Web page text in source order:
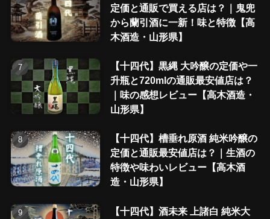
定価と通販で買える店は？｜鬼兜
から蘭引酒に一新！味と特徴【高
木酒造・山形県】
【十四代】黒縄 大吟醸の定価や一
升瓶と720mlの通販最安値店は？
｜味の感想レビュー【高木酒造・
山形県】
【十四代】槽垂れ原酒 純米吟醸の
定価と通販最安値店は？｜生酒の
特徴や味わいレビュー【高木酒
造・山形県】
【十四代】酒未来 上諸白 純米大